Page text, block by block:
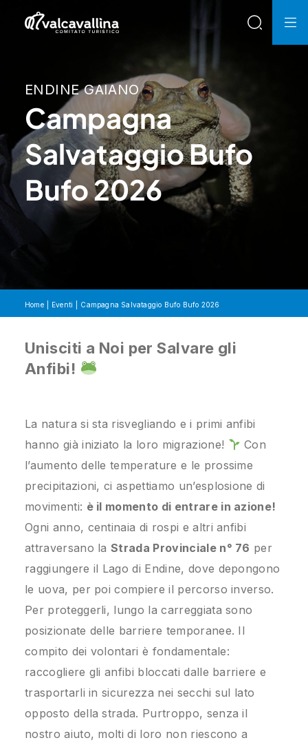
ENDINE GAIANO
Campagna
Salvataggio Bufo
Bufo 2026
Home Eventi Campagna Salvataggio Bufo Bufo 2026
Unisciti a Noi per Salvare gli
Anfibi!
La natura si sta risvegliando e i primi anfibi
hanno già iniziato la loro migrazione!
Con
l’aumento delle temperature e le prossime
precipitazioni, ci aspettiamo un’esplosione di
movimenti: è il momento di entrare in azione!
Ogni anno, centinaia di rospi e altri anfibi
attraversano laStrada Provinciale n° 76 per
raggiungere il Lago di Endine, dove depongono
le uova, per poi compiere il percorso inverso.
Per proteggerli, lungo la carreggiata sono
posizionate delle barriere temporanee. Il
compito dei volontari è fondamentale:
raccogliere gli anfibi bloccati dalle barriere e
trasportarli in sicurezza nei secchi sul lato
opposto della strada. Purtroppo, senza il
nostro aiuto, molti di loro non riescono a